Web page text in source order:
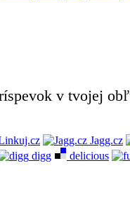
v tvojej
Jagg.cz
digg delicious